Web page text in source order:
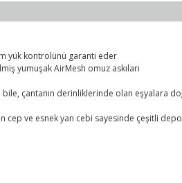
yük kontrolünü garanti eder
yumuşak AirMesh omuz askıları
bile, çantanın derinliklerinde olan eşyalara
cep ve esnek yan cebi sayesinde çeşitli